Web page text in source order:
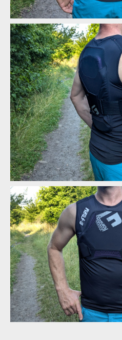
Biodegradabilní chráničová vesta
Back Shirt
Biodegradabilní chráničová vesta
Back Shirt
Biodegradabilní chráničová vesta
Back Shirt
Biodegradabilní chráničová vesta
Back Shirt
Biodegradabilní chráničová vesta
Back Shirt
Biodegradabilní chráničová vesta
Back Shirt
Biodegradabilní chráničová vesta
Back Shirt
Biodegradabilní chráničová vesta
Back Shirt
Biodegradabilní chráničová vesta
Back Shirt